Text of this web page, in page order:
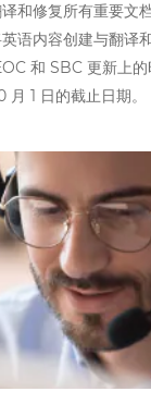
和修复所有重要文
语内容创建与翻译
和 SBC 更新上
1 日的截止日期。